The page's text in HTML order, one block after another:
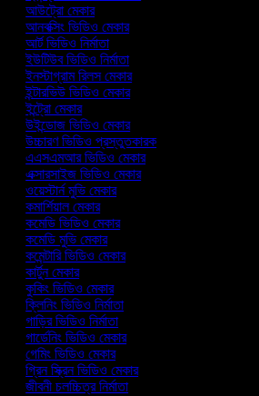
আউট্রো মেকার
আনবক্সিং ভিডিও মেকার
আর্ট ভিডিও নির্মাতা
ইউটিউব ভিডিও নির্মাতা
ইনস্টাগ্রাম রিলস মেকার
ইন্টারভিউ ভিডিও মেকার
ইন্ট্রো মেকার
উইন্ডোজ ভিডিও মেকার
উচ্চারণ ভিডিও প্রস্তুতকারক
এএসএমআর ভিডিও মেকার
এক্সারসাইজ ভিডিও মেকার
ওয়েস্টার্ন মুভি মেকার
কমার্শিয়াল মেকার
কমেডি ভিডিও মেকার
কমেডি মুভি মেকার
কমেন্টারি ভিডিও মেকার
কার্টুন মেকার
কুকিং ভিডিও মেকার
ক্লিনিং ভিডিও নির্মাতা
গাড়ির ভিডিও নির্মাতা
গার্ডেনিং ভিডিও মেকার
গেমিং ভিডিও মেকার
গ্রিন স্ক্রিন ভিডিও মেকার
জীবনী চলচ্চিত্র নির্মাতা